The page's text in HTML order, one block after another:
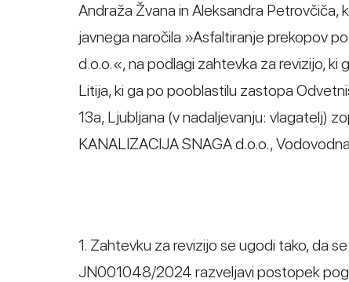
Andraža Žvana in Aleksandra
javnega naročila »Asfaltiranje prekopov
d.o.o.«, na podlagi zahtevka za revizijo, ki
Litija, ki ga po pooblastilu zastopa
13a, Ljubljana (v nadaljevanju: vlagatelj)
KANALIZACIJA SNAGA d.o.o.,
1. Zahtevku za revizijo se ugodi tako, da
JN001048/2024 razveljavi postopek